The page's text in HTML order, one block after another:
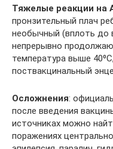
Тяжелые реакции на
пронзительный плач
необычный (вплоть до
непрерывно
температура выше
поствакцинальный
Осложнения:
после введения
источниках можно
поражениях